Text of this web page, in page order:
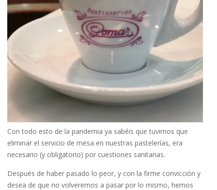
Con todo esto de la pandemia ya sabéis que tuvimos que
eliminar el servicio de mesa en nuestras pastelerías, era
necesario (y obligatorio) por cuestiones sanitarias.
Después de haber pasado lo peor, y con la firme convicción y
desea de que no volveremos a pasar por lo mismo, hemos